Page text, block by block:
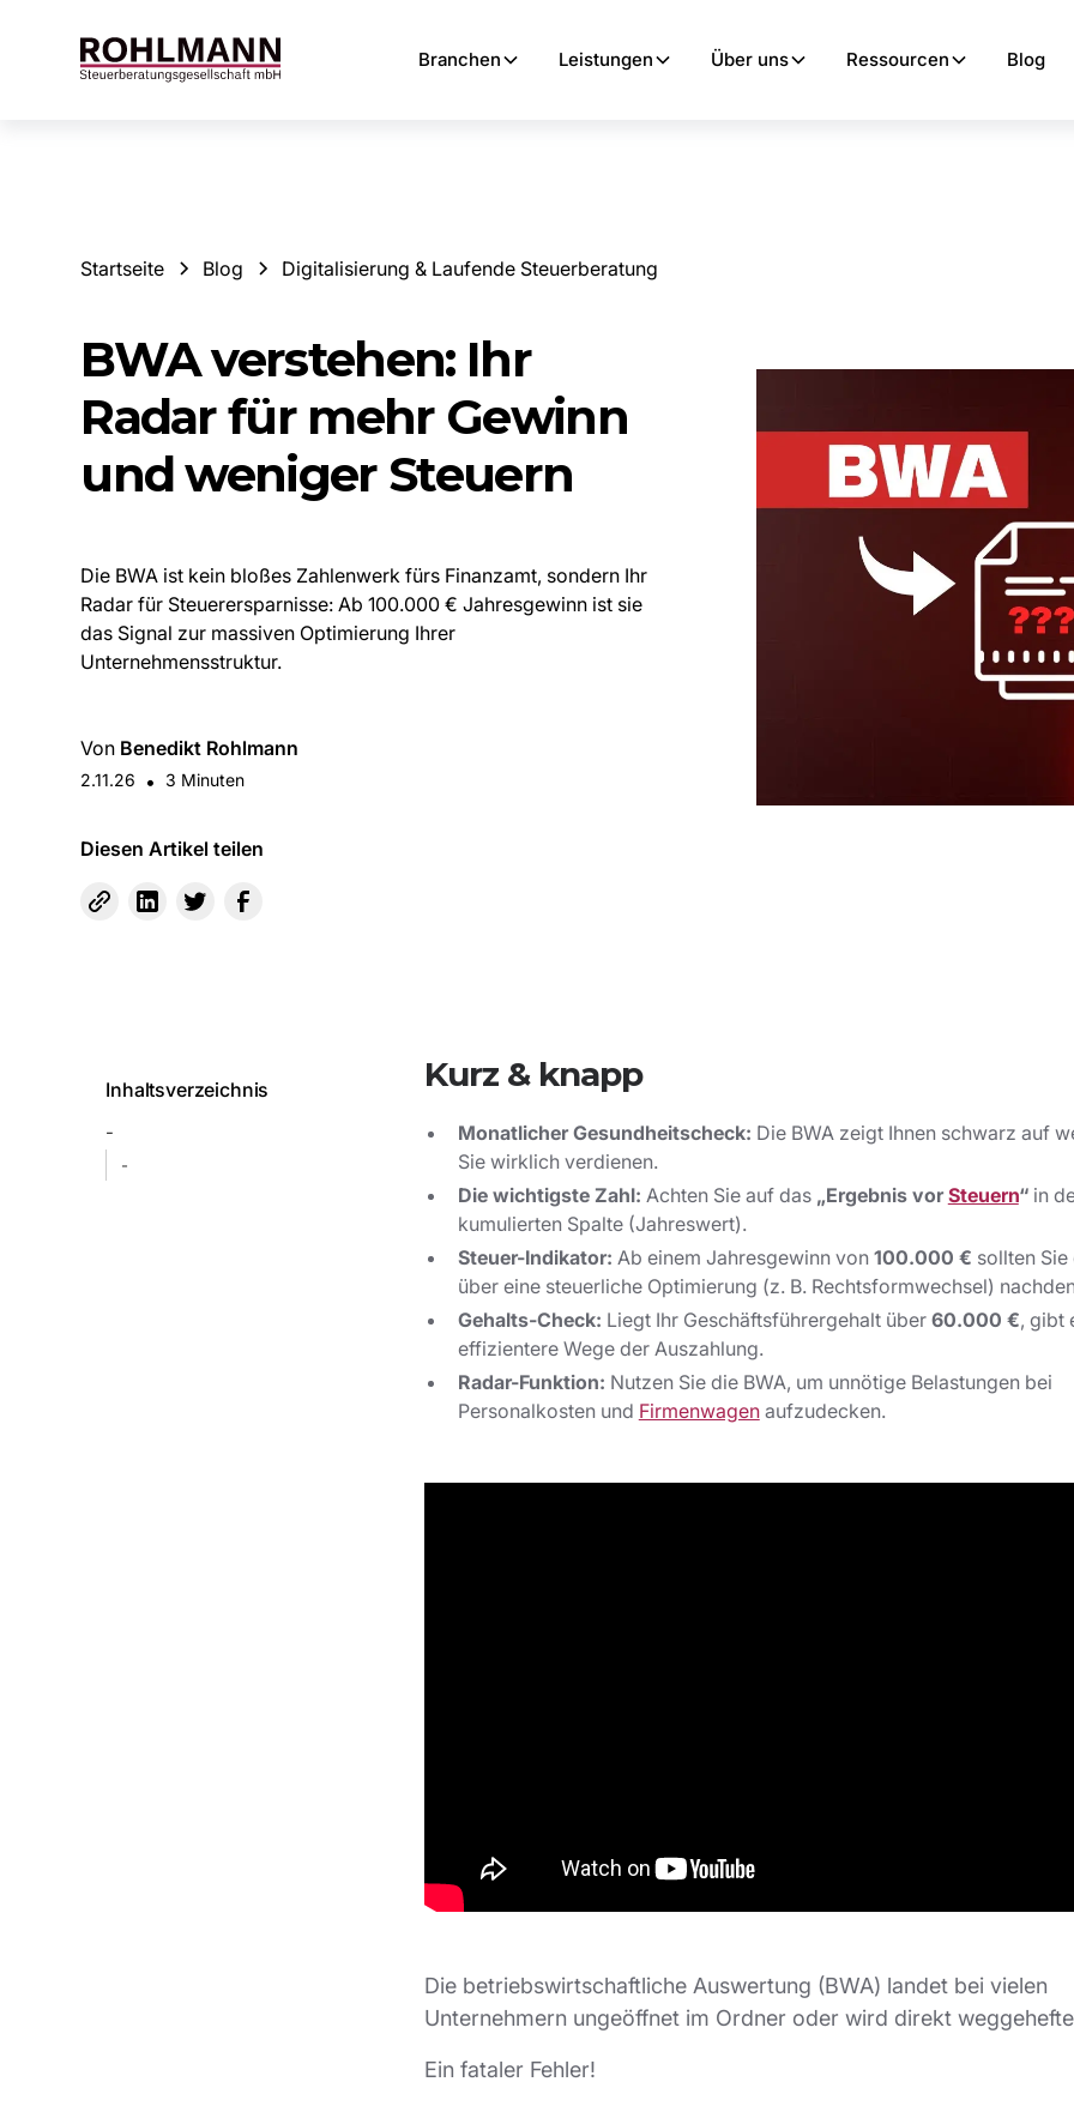
Branchen Leistungen Über uns Ressourcen Blog
Startseite Blog Digitalisierung & Laufende Steuerberatung
BWA verstehen: Ihr
Radar für mehr Gewinn
und weniger Steuern
Die BWA ist kein bloßes Zahlenwerk fürs Finanzamt, sondern Ihr
Radar für Steuerersparnisse: Ab 100.000 € Jahresgewinn ist sie
das Signal zur massiven Optimierung Ihrer
Unternehmensstruktur.
Von Benedikt Rohlmann
2.11.26 • 3 Minuten
Diesen Artikel teilen
Inhaltsverzeichnis
-
-
Kurz & knapp
Monatlicher Gesundheitscheck: Die BWA zeigt Ihnen schwarz auf
Sie wirklich verdienen.
Die wichtigste Zahl: Achten Sie auf das „Ergebnis vorSteuern“in
kumulierten Spalte (Jahreswert).
Steuer-Indikator: Ab einem Jahresgewinn von 100.000 € sollten
über eine steuerliche Optimierung (z. B. Rechtsformwechsel)
Gehalts-Check: Liegt Ihr Geschäftsführergehalt über 60.000 €, gibt
effizientere Wege der Auszahlung.
Radar-Funktion: Nutzen Sie die BWA, um unnötige Belastungen bei
Personalkosten und Firmenwagenaufzudecken.
Die betriebswirtschaftliche Auswertung (BWA) landet bei vielen
Unternehmern ungeöffnet im Ordner oder wird direkt
Ein fataler Fehler!